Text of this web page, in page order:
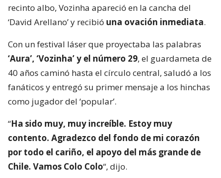
recinto albo, Vozinha apareció en la cancha del
‘David Arellano’ y recibió una ovación inmediata.
Con un festival láser que proyectaba las palabras
‘Aura’, ‘Vozinha’ y el número 29, el guardameta de
40 años caminó hasta el círculo central, saludó a los
fanáticos y entregó su primer mensaje a los hinchas
como jugador del ‘popular’.
“Ha sido muy, muy increíble. Estoy muy
contento. Agradezco del fondo de mi corazón
por todo el cariño, el apoyo del más grande de
Chile. Vamos Colo Colo“, dijo.